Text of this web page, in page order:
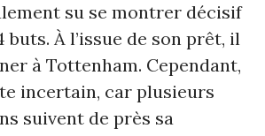
su se montrer décisif
À l’issue de son prêt, il
à Tottenham. Cependant,
incertain, car plusieurs
suivent de près sa